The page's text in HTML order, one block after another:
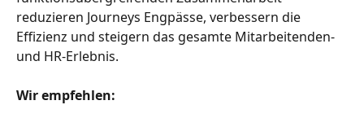
reduzieren Journeys Engpässe, verbessern die
Effizienz und steigern das gesamte Mitarbeitenden-
und HR-Erlebnis.
Wir empfehlen: